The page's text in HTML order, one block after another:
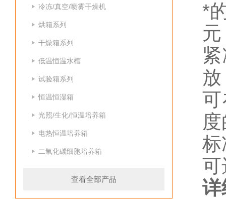
冷冻/真空/喷雾干燥机
烘箱系列
干燥箱系列
低温恒温水槽
试验箱系列
恒温恒湿箱
光照/生化/恒温培养箱
电热恒温培养箱
二氧化碳细胞培养箱
查看全部产品
*
标
可
详